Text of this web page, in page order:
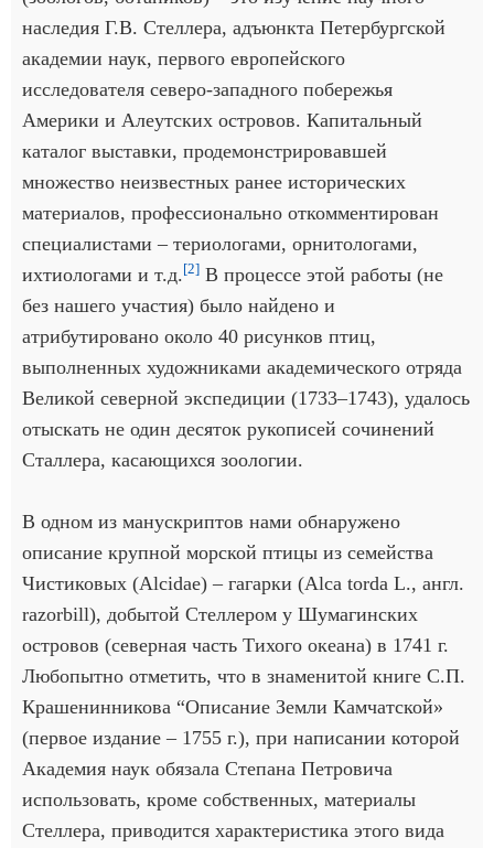
наследия Г.В. Стеллера, адъюнкта Петербургской
академии наук, первого европейского
исследователя северо-западного побережья
Америки и Алеутских островов. Капитальный
каталог выставки, продемонстрировавшей
множество неизвестных ранее исторических
материалов, профессионально откомментирован
специалистами – териологами, орнитологами,
ихтиологами и т.д.[2] В процессе этой работы (не
без нашего участия) было найдено и
атрибутировано около 40 рисунков птиц,
выполненных художниками академического отряда
Великой северной экспедиции (1733–1743), удалось
отыскать не один десяток рукописей сочинений
Сталлера, касающихся зоологии.
В одном из манускриптов нами обнаружено
описание крупной морской птицы из семейства
Чистиковых (Alcidae) – гагарки (Alca torda L., англ.
razorbill), добытой Стеллером у Шумагинских
островов (северная часть Тихого океана) в 1741 г.
Любопытно отметить, что в знаменитой книге С.П.
Крашенинникова “Описание Земли Камчатской»
(первое издание – 1755 г.), при написании которой
Академия наук обязала Степана Петровича
использовать, кроме собственных, материалы
Стеллера, приводится характеристика этого вида